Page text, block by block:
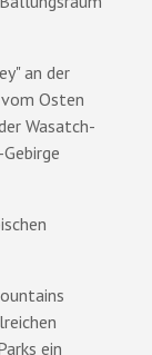
an der
Osten
Wasatch-
ein